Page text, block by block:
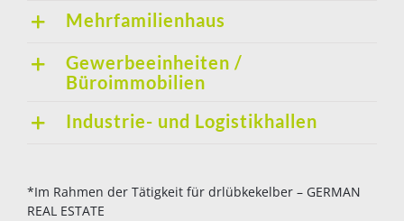
Mehrfamilienhaus
Gewerbeeinheiten /
Büroimmobilien
Industrie- und Logistikhallen
*Im Rahmen der Tätigkeit für drlübkekelber – GERMAN
REAL ESTATE